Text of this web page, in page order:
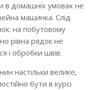
в домашніх умовах не
машинка. Слід
на побутовому
рівна рядок не
і обробки швів.
настільки велике,
бути в курсі